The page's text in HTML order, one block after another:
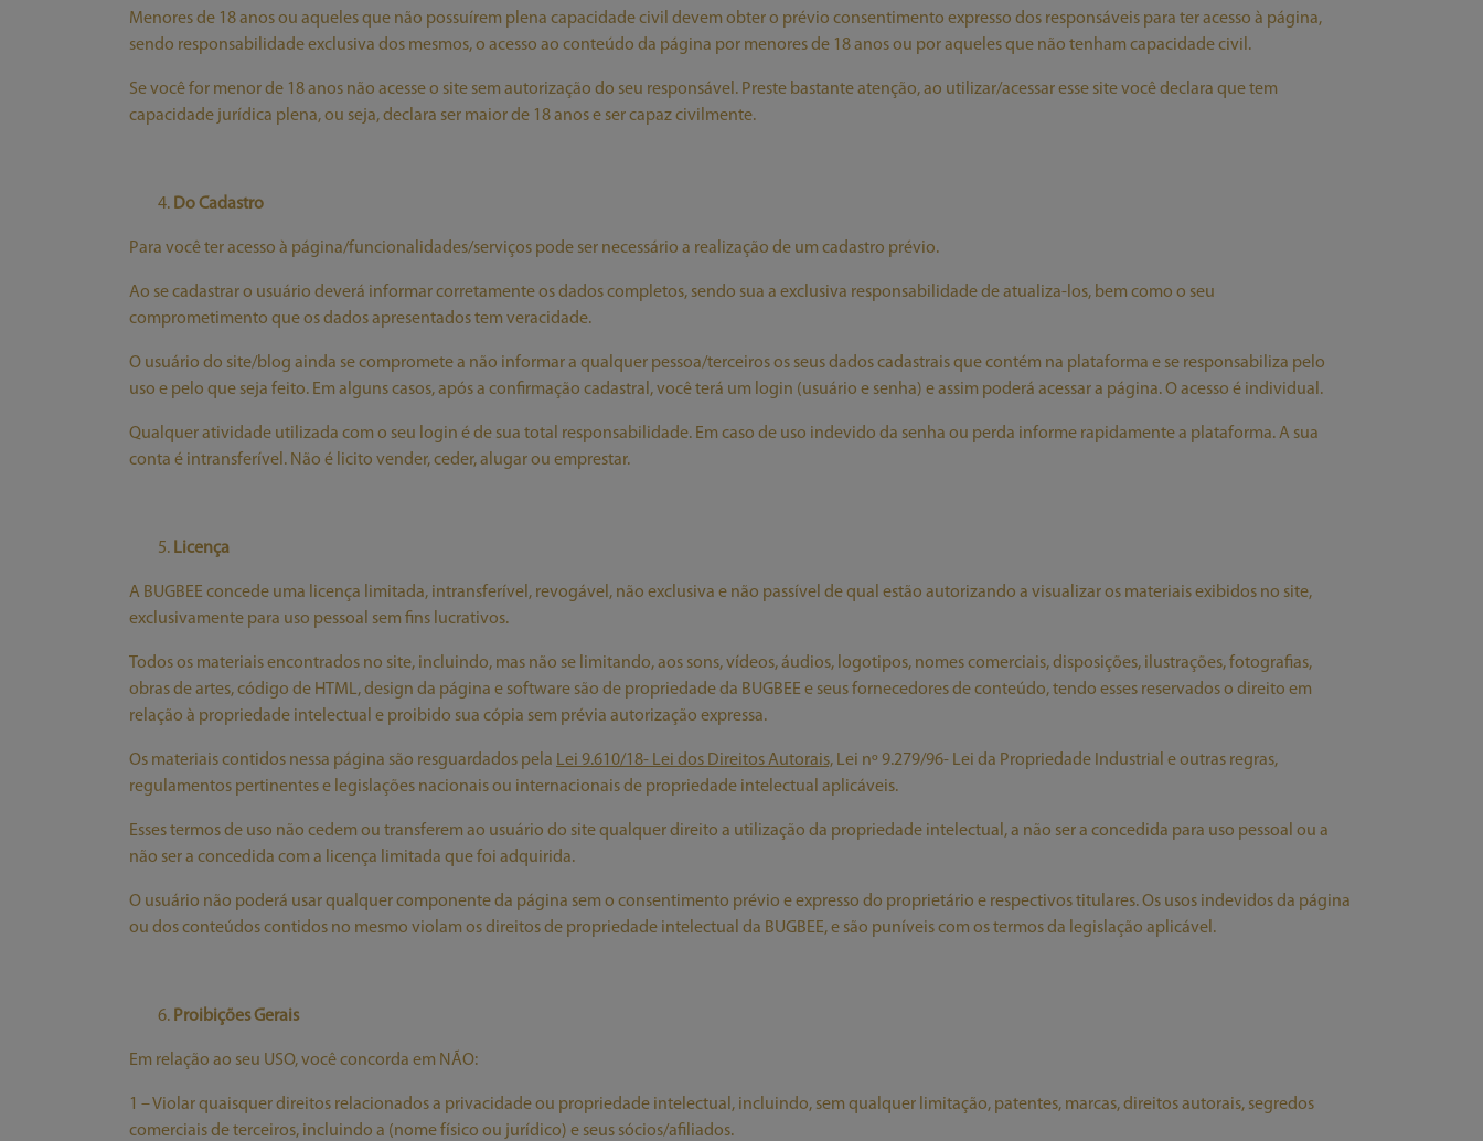
Menores de 18 anos ou aqueles que não possuírem plena capacidade civil devem obter o prévio consentimento expresso dos responsáveis para ter acesso à página,
sendo responsabilidade exclusiva dos mesmos, o acesso ao conteúdo da página por menores de 18 anos ou por aqueles que não tenham capacidade civil.
Se você for menor de 18 anos não acesse o site sem autorização do seu responsável. Preste bastante atenção, ao utilizar/acessar esse site você declara que tem
capacidade jurídica plena, ou seja, declara ser maior de 18 anos e ser capaz civilmente.
Do Cadastro
Para você ter acesso à página/funcionalidades/serviços pode ser necessário a realização de um cadastro prévio.
Ao se cadastrar o usuário deverá informar corretamente os dados completos, sendo sua a exclusiva responsabilidade de atualiza-los, bem como o seu
comprometimento que os dados apresentados tem veracidade.
O usuário do site/blog ainda se compromete a não informar a qualquer pessoa/terceiros os seus dados cadastrais que contém na plataforma e se responsabiliza pelo
uso e pelo que seja feito. Em alguns casos, após a confirmação cadastral, você terá um login (usuário e senha) e assim poderá acessar a página. O acesso é individual.
Qualquer atividade utilizada com o seu login é de sua total responsabilidade. Em caso de uso indevido da senha ou perda informe rapidamente a plataforma. A sua
conta é intransferível. Não é licito vender, ceder, alugar ou emprestar.
Licença
A BUGBEE concede uma licença limitada, intransferível, revogável, não exclusiva e não passível de qual estão autorizando a visualizar os materiais exibidos no site,
exclusivamente para uso pessoal sem fins lucrativos.
Todos os materiais encontrados no site, incluindo, mas não se limitando, aos sons, vídeos, áudios, logotipos, nomes comerciais, disposições, ilustrações, fotografias,
obras de artes, código de HTML, design da página e software são de propriedade da BUGBEEe seus fornecedores de conteúdo, tendo esses reservados o direito em
relação à propriedade intelectual e proibido sua cópia sem prévia autorização expressa.
Os materiais contidos nessa página são resguardados pela Lei 9.610/18- Lei dos Direitos Autorais, Lei nº 9.279/96- Lei da Propriedade Industrial e outras regras,
regulamentos pertinentes e legislações nacionais ou internacionais de propriedade intelectual aplicáveis.
Esses termos de uso não cedem ou transferem ao usuário do site qualquer direito a utilização da propriedade intelectual, a não ser a concedida para uso pessoal ou a
não ser a concedida com a licença limitada que foi adquirida.
O usuário não poderá usar qualquer componente da página sem o consentimento prévio e expresso do proprietário e respectivos titulares. Os usos indevidos da página
ou dos conteúdos contidos no mesmo violam os direitos de propriedade intelectual da BUGBEE, e são puníveis com os termos da legislação aplicável.
Proibições Gerais
Em relação ao seu USO, você concorda em NÃO:
1 – Violar quaisquer direitos relacionados a privacidade ou propriedade intelectual, incluindo, sem qualquer limitação, patentes, marcas, direitos autorais, segredos
comerciais de terceiros, incluindo a (nome físico ou jurídico) e seus sócios/afiliados.